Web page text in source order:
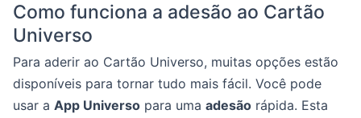
Como funciona a adesão ao Cartão
Universo
Para aderir ao Cartão Universo, muitas opções estão
disponíveis para tornar tudo mais fácil. Você pode
usar a App Universo para uma adesão rápida. Esta